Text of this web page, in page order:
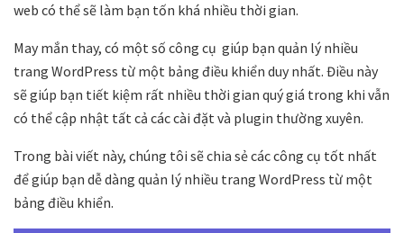
web có thể sẽ làm bạn tốn khá nhiều thời gian.
May mắn thay, có một số công cụ giúp bạn quản lý nhiều
trang WordPress từ một bảng điều khiển duy nhất. Điều này
sẽ giúp bạn tiết kiệm rất nhiều thời gian quý giá trong khi vẫn
có thể cập nhật tất cả các cài đặt và plugin thường xuyên.
Trong bài viết này, chúng tôi sẽ chia sẻ các công cụ tốt nhất
để giúp bạn dễ dàng quản lý nhiều trang WordPress từ một
bảng điều khiển.